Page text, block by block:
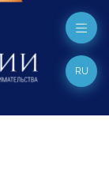
RU